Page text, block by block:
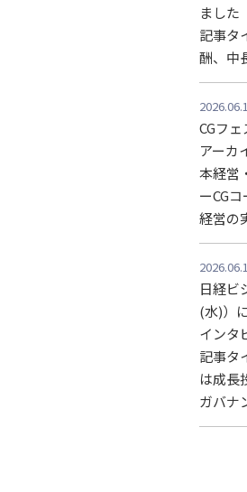
ました
記事タ
酬、中
CGフ
アーカ
本経営
ーCG
経営の
日経ビ
(水)）
インタ
記事タ
は成長
ガバナ